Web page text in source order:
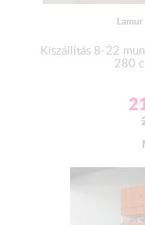
Kiszállítás 8-22
280